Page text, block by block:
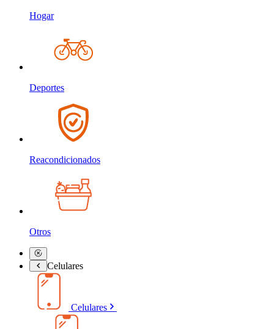
Hogar
Deportes
Reacondicionados
Otros
Celulares
Celulares